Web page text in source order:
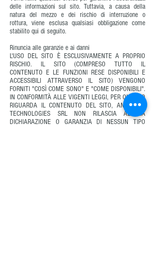
delle informazioni sul sito. Tuttavia, a causa della
natura del mezzo e dei rischio di interruzione o
rottura, viene esclusa qualsiasi obbligazione come
stabilito qui di seguito.
Rinuncia alle garanzie e ai danni
L'USO DEL SITO È ESCLUSIVAMENTE A PROPRIO
RISCHIO. IL SITO (COMPRESO TUTTO IL
CONTENUTO E LE FUNZIONI RESE DISPONIBILI E
ACCESSIBILI ATTRAVERSO IL SITO) VENGONO
FORNITI "COSÌ COME SONO" E "COME DISPONIBILI".
IN CONFORMITÀ ALLE VIGENTI LEGGI, PER QUANTO
RIGUARDA IL CONTENUTO DEL SITO, ANTINOISE
TECHNOLOGIES SRL NON RILASCIA ALCUNA
DICHIARAZIONE O GARANZIA DI NESSUN TIPO